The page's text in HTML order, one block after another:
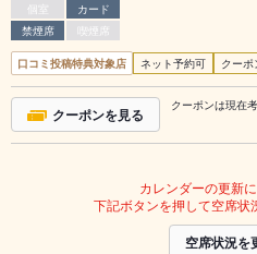
個室
カード
禁煙席
喫煙席
口コミ投稿特典対象店 ネット予約可 クーポ
クーポンを見る クーポンは現在
カレンダーの更新
下記ボタンを押して空席状
空席状況を